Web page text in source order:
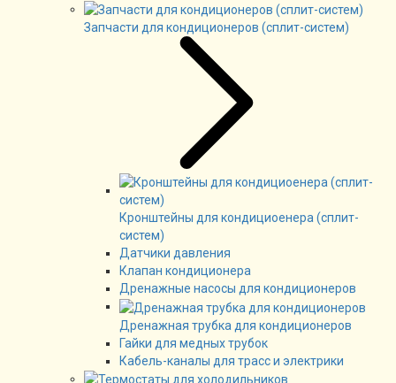
Запчасти для кондиционеров (сплит-систем)
Кронштейны для кондициоенера (сплит-
систем)
Датчики давления
Клапан кондиционера
Дренажные насосы для кондиционеров
Дренажная трубка для кондиционеров
Гайки для медных трубок
Кабель-каналы для трасс и электрики